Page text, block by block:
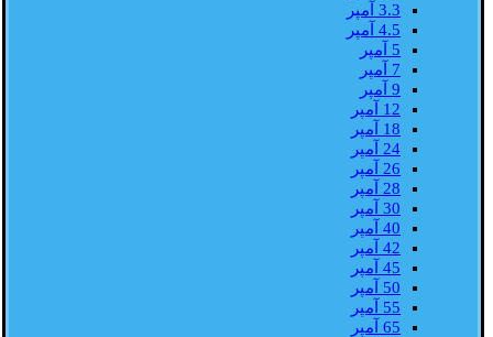
3.3 آمپر
4.5 آمپر
5 آمپر
7 آمپر
9 آمپر
12 آمپر
18 آمپر
24 آمپر
26 آمپر
28 آمپر
30 آمپر
40 آمپر
42 آمپر
45 آمپر
50 آمپر
55 آمپر
65 آمپر